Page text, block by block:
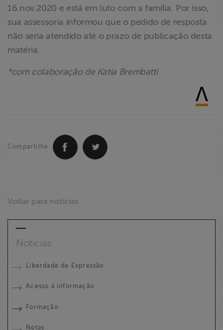
16.nov.2020 e está em luto com a família. Por isso,
sua assessoria informou que o pedido de resposta
não seria atendido até o prazo de publicação desta
matéria.
*com colaboração de Katia Brembatti
Compartilhe
Voltar para notícias
Notícias
Liberdade de Expressão
Acesso à informação
Formação
Notas